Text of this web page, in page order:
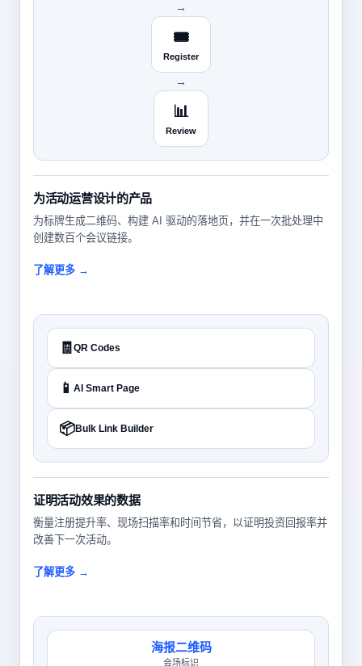
→
🎟️
Register
→
📊
Review
为活动运营设计的产品
为标牌生成二维码、构建 AI 驱动的落地页，并在一次批处理中
创建数百个会议链接。
了解更多 →
🧾 QR Codes
📱 AI Smart Page
📦Bulk Link Builder
证明活动效果的数据
衡量注册提升率、现场扫描率和时间节省，以证明投资回报率并
改善下一次活动。
了解更多 →
海报二维码
会场标识